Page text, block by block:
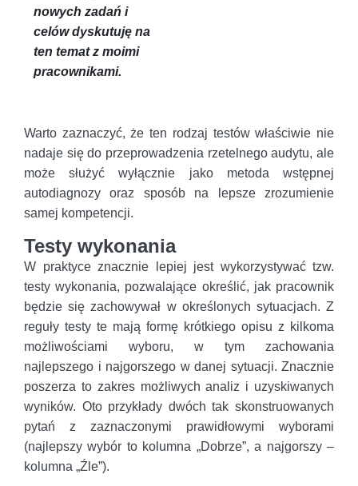
nowych zadań i
celów dyskutuję na
ten temat z moimi
pracownikami.
Warto zaznaczyć, że ten rodzaj testów właściwie nie
nadaje się do przeprowadzenia rzetelnego audytu, ale
może służyć wyłącznie jako metoda wstępnej
autodiagnozy oraz sposób na lepsze zrozumienie
samej kompetencji.
Testy wykonania
W praktyce znacznie lepiej jest wykorzystywać tzw.
testy wykonania, pozwalające określić, jak pracownik
będzie się zachowywał w określonych sytuacjach. Z
reguły testy te mają formę krótkiego opisu z kilkoma
możliwościami wyboru, w tym zachowania
najlepszego i najgorszego w danej sytuacji. Znacznie
poszerza to zakres możliwych analiz i uzyskiwanych
wyników. Oto przykłady dwóch tak skonstruowanych
pytań z zaznaczonymi prawidłowymi wyborami
(najlepszy wybór to kolumna „Dobrze”, a najgorszy –
kolumna „Źle”).